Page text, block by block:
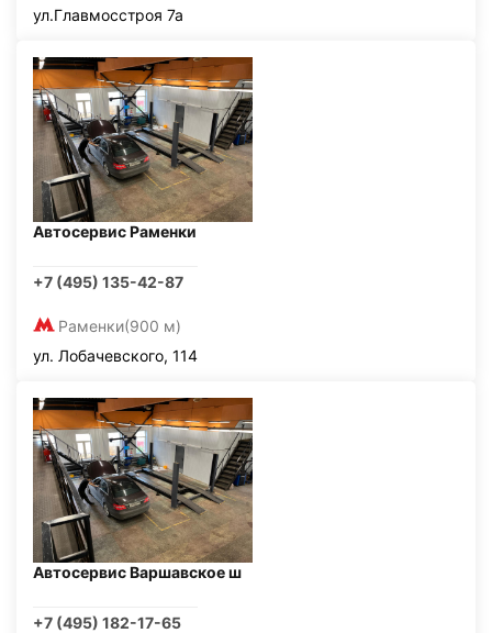
ул.Главмосстроя 7а
Автосервис Раменки
+7 (495) 135-42-87
Раменки(900 м)
ул. Лобачевского, 114
Автосервис Варшавское ш
+7 (495) 182-17-65